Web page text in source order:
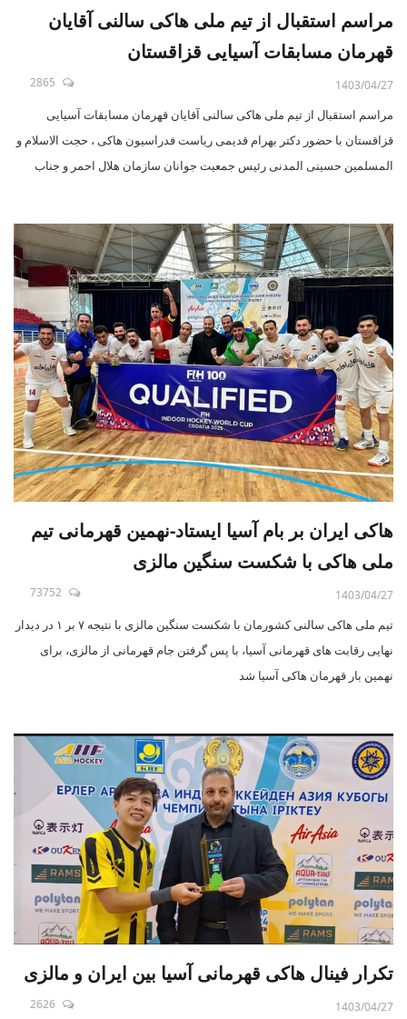
مراسم استقبال از تیم ملی هاکی سالنی آقایان
قهرمان مسابقات آسیایی قزاقستان
1403/04/27
2865
مراسم استقبال از تیم ملی هاکی سالنی آقایان قهرمان مسابقات آسیایی
قزاقستان با حضور دکتر بهرام قدیمی ریاست فدراسیون هاکی ، حجت الاسلام و
المسلمین حسینی المدنی رئیس جمعیت جوانان سازمان هلال احمر و جناب
روابط عمومی فدراسیون هاکی ، محمد ستاری مسئول استانهای فدراسیون ،
مهندس مهدی عابدینی و دیگر اعضای فدراسیون
هاکی ایران بر بام آسیا ایستاد-نهمین قهرمانی تیم
ملی هاکی با شکست سنگین مالزی
1403/04/27
73752
تیم ملی هاکی سالنی کشورمان با شکست سنگین مالزی با نتیجه ۷ بر ۱ در دیدار
نهایی رقابت های قهرمانی آسیا، با پس گرفتن جام قهرمانی از مالزی، برای
نهمین بار قهرمان هاکی آسیا شد
تکرار فینال هاکی قهرمانی آسیا بین ایران و مالزی
1403/04/27
2626